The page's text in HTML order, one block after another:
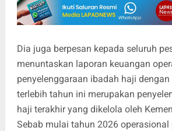
Dia juga berpesan kepada seluruh
menuntaskan laporan keuangan
penyelenggaraan ibadah haji
terlebih tahun ini merupakan
haji terakhir yang dikelola oleh
Sebab mulai tahun 2026 operasional